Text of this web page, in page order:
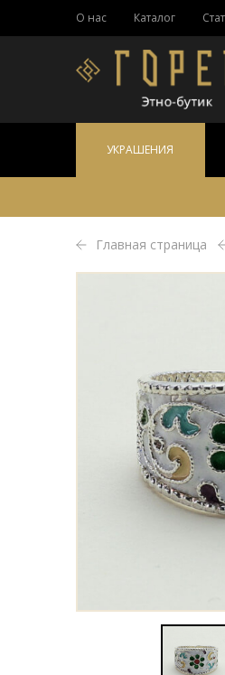
О нас Каталог
УКРАШЕНИЯ
Главная страница